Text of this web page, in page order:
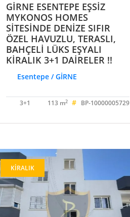
GİRNE ESENTEPE EŞSİZ
MYKONOS HOMES
SİTESİNDE DENİZE SIFIR
ÖZEL HAVUZLU, TERASLI,
BAHÇELİ LÜKS EŞYALI
KİRALIK 3+1 DAİRELER !!
Esentepe / GİRNE
3+1 113 m2 # BP-10000005729
KIRALIK